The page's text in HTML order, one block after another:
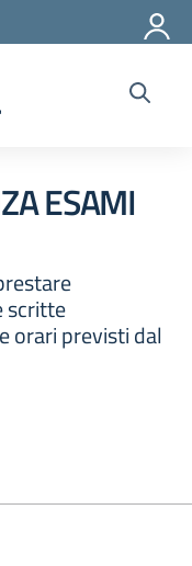
ESAMI
scritte
orari previsti dal